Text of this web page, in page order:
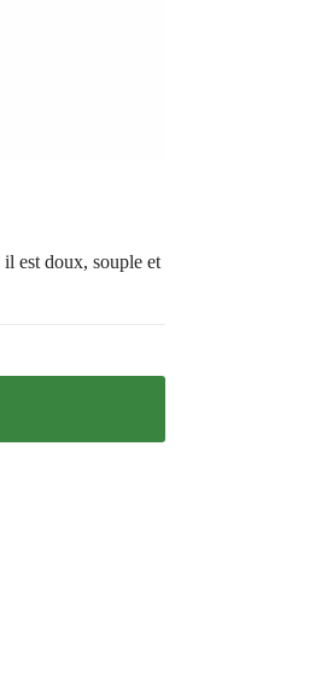
est doux, souple et